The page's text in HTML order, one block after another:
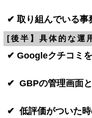
✔ 取り組んでいる事
[後半】具体的な運
✔ Googleクチコミ
✔ GBPの管理画面
✔ 低評価がついた